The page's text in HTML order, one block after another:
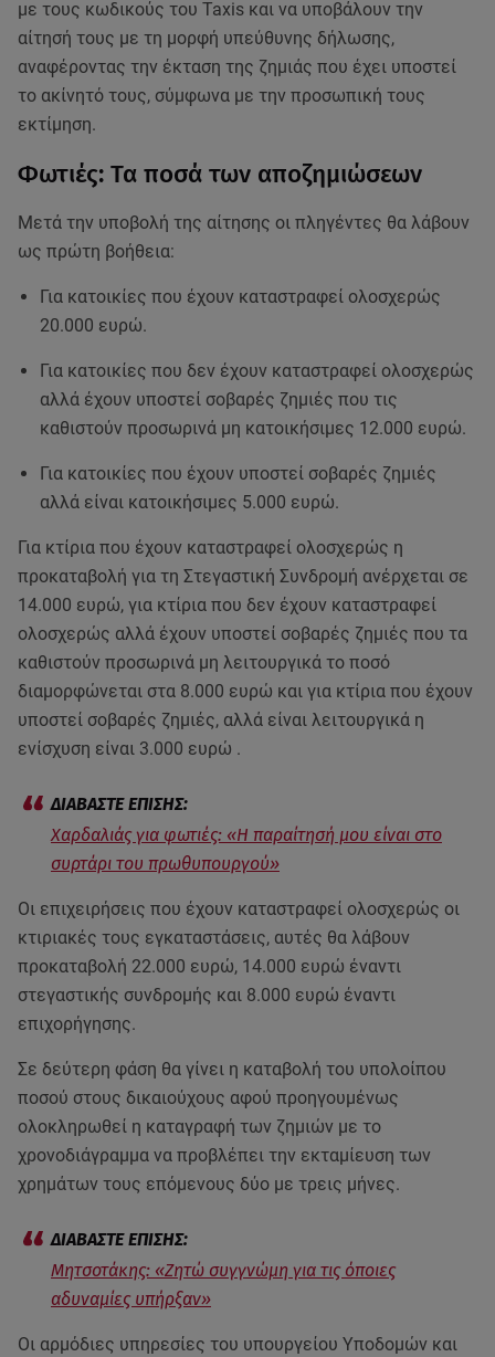
με τους κωδικούς του Taxis και να υποβάλουν την
αίτησή τους με τη μορφή υπεύθυνης δήλωσης,
αναφέροντας την έκταση της ζημιάς που έχει υποστεί
το ακίνητό τους, σύμφωνα με την προσωπική τους
εκτίμηση.
Φωτιές: Τα ποσά των αποζημιώσεων
Μετά την υποβολή της αίτησης οι πληγέντες θα λάβουν
ως πρώτη βοήθεια:
Για κατοικίες που έχουν καταστραφεί ολοσχερώς
20.000 ευρώ.
Για κατοικίες που δεν έχουν καταστραφεί ολοσχερώς
αλλά έχουν υποστεί σοβαρές ζημιές που τις
καθιστούν προσωρινά μη κατοικήσιμες 12.000 ευρώ.
Για κατοικίες που έχουν υποστεί σοβαρές ζημιές
αλλά είναι κατοικήσιμες 5.000 ευρώ.
Για κτίρια που έχουν καταστραφεί ολοσχερώς η
προκαταβολή για τη Στεγαστική Συνδρομή ανέρχεται σε
14.000 ευρώ, για κτίρια που δεν έχουν καταστραφεί
ολοσχερώς αλλά έχουν υποστεί σοβαρές ζημιές που τα
καθιστούν προσωρινά μη λειτουργικά το ποσό
διαμορφώνεται στα 8.000 ευρώ και για κτίρια που έχουν
υποστεί σοβαρές ζημιές, αλλά είναι λειτουργικά η
ενίσχυση είναι 3.000 ευρώ .
Χαρδαλιάς για φωτιές: «Η παραίτησή μου είναι στο
συρτάρι του πρωθυπουργού»
Οι επιχειρήσεις που έχουν καταστραφεί ολοσχερώς οι
κτιριακές τους εγκαταστάσεις, αυτές θα λάβουν
προκαταβολή 22.000 ευρώ, 14.000 ευρώ έναντι
στεγαστικής συνδρομής και 8.000 ευρώ έναντι
επιχορήγησης.
Σε δεύτερη φάση θα γίνει η καταβολή του υπολοίπου
ποσού στους δικαιούχους αφού προηγουμένως
ολοκληρωθεί η καταγραφή των ζημιών με το
χρονοδιάγραμμα να προβλέπει την εκταμίευση των
χρημάτων τους επόμενους δύο με τρεις μήνες.
Μητσοτάκης: «Ζητώ συγγνώμη για τις όποιες
αδυναμίες υπήρξαν»
Οι αρμόδιες υπηρεσίες του υπουργείου Υποδομών και